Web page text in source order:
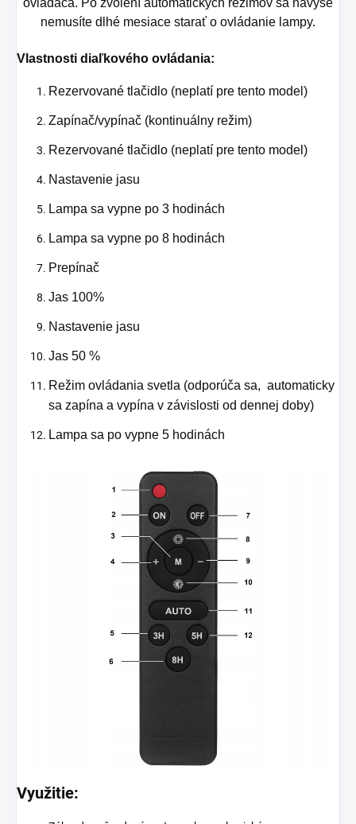
nemusíte dlhé mesiace starať o ovládanie lampy.
Vlastnosti diaľkového ovládania:
Rezervované tlačidlo (neplatí pre tento model)
Zapínač/vypínač (kontinuálny režim)
Rezervované tlačidlo (neplatí pre tento model)
Nastavenie jasu
Lampa sa vypne po 3 hodinách
Lampa sa vypne po 8 hodinách
Prepínač
Jas 100%
Nastavenie jasu
Jas 50 %
Režim ovládania svetla (odporúča sa, automaticky
sa zapína a vypína v závislosti od dennej doby)
Lampa sa po vypne 5 hodinách
Využitie: